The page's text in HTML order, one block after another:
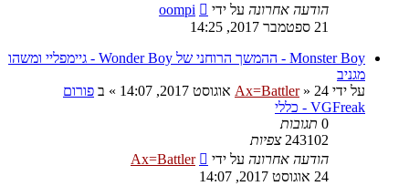
הודעה אחרונה על ידי
oompi
21 ספטמבר 2017, 14:25
Monster Boy - ההמשך הרוחני של Wonder Boy - גיימפליי ומשהו
מגניב
על ידי
Ax=Battler» 24 אוגוסט 2017, 14:07 » ב פורום
VGFreak - כללי
0 תגובות
243102 צפיות
הודעה אחרונה על ידי
Ax=Battler
24 אוגוסט 2017, 14:07